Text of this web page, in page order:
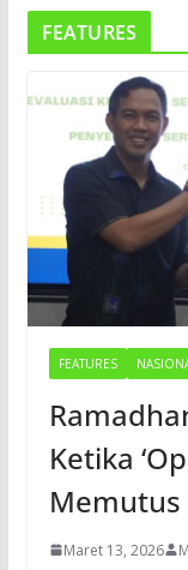
FEATURES
FEATURES
Ketika
Memutus
Maret 13, 2026